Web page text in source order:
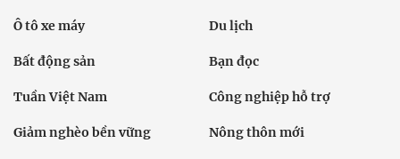
Ô tô xe máy Du lịch
Bất động sản Bạn đọc
Tuần Việt Nam Công nghiệp hỗ trợ
Giảm nghèo bền vững Nông thôn mới